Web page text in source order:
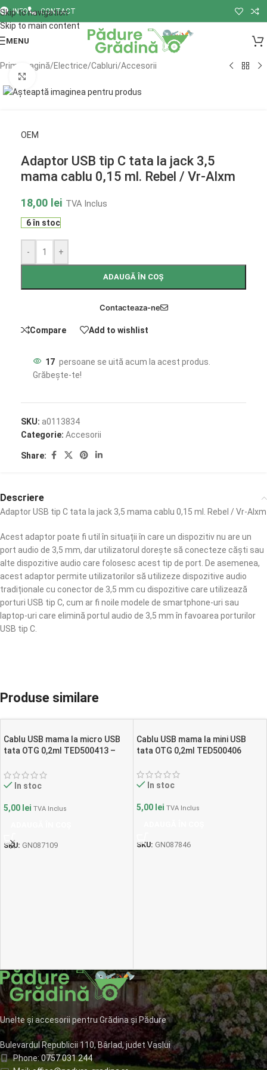
Skip to navigation
Skip to main content
INFO CONTACT
MENU
Prima pagină/Electrice/Cabluri/Accesorii
OEM
Adaptor USB tip C tata la jack 3,5
mama cablu 0,15 ml. Rebel / Vr-Alxm
18,00 lei TVA Inclus
6 în stoc
- +
ADAUGĂ ÎN COȘ
Contacteaza-ne
Compare Add to wishlist
17 persoane se uită acum la acest produs.
Grăbește-te!
SKU: a0113834
Categorie: Accesorii
Share:
Descriere
Adaptor USB tip C tata la jack 3,5 mama cablu 0,15 ml. Rebel / Vr-Alxm
Acest adaptor poate fi util în situații în care un dispozitiv nu are un
port audio de 3,5 mm, dar utilizatorul dorește să conecteze căști sau
alte dispozitive audio care folosesc acest tip de port. De asemenea,
acest adaptor permite utilizatorilor să utilizeze dispozitive audio
tradiționale cu conector de 3,5 mm cu dispozitive care utilizează
porturi USB tip C, cum ar fi noile modele de smartphone-uri sau
laptop-uri care elimină portul audio de 3,5 mm în favoarea porturilor
USB tip C.
Produse similare
Cablu USB mama la micro USB
tata OTG 0,2ml TED500413 –
In stoc
5,00 lei TVA Inclus
SKU: GN087109
Cablu USB mama la mini USB
tata OTG 0,2ml TED500406
In stoc
5,00 lei TVA Inclus
SKU: GN087846
Unelte și accesorii pentru Grădina și Pădure
Bulevardul Republicii 110, Bârlad, judet Vaslui
Phone:0757 031 244